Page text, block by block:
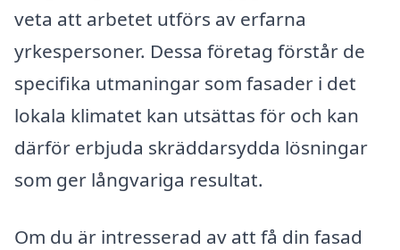
veta att arbetet utförs av erfarna
yrkespersoner. Dessa företag förstår de
specifika utmaningar som fasader i det
lokala klimatet kan utsättas för och kan
därför erbjuda skräddarsydda lösningar
som ger långvariga resultat.
Om du är intresserad av att få din fasad